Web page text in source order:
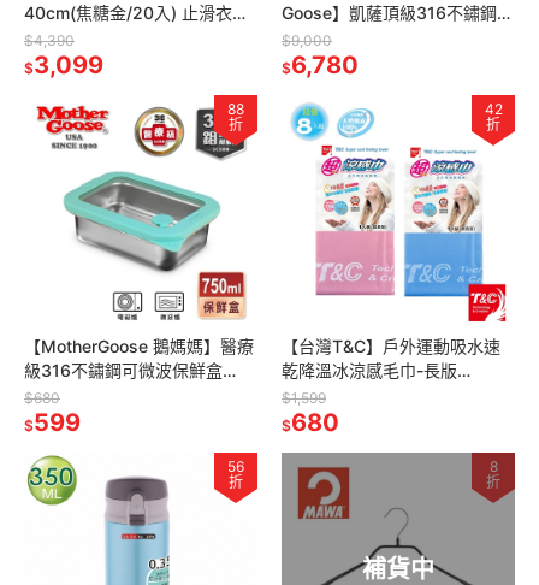
40cm(焦糖金/20入) 止滑衣架
防滑衣架 無痕防滑衣架 晾衣架
德國原裝進口
$4,390
$3,099
Goose】凱薩頂級316不鏽鋼炒
鍋 33cm-醫療級不銹鋼炒鍋(蘋
果造型)
$9,000
$6,780
88
折
【MotherGoose 鵝媽媽】醫療
級316不鏽鋼可微波保鮮盒
750ml
$680
$599
42
折
【台灣T&C】戶外運動吸水速
乾降溫冰涼感毛巾-長版
29x100cm-超值8入組(天空藍
X4+甜美粉X4)-
$1,599
$680
56
折
補貨中
8
折